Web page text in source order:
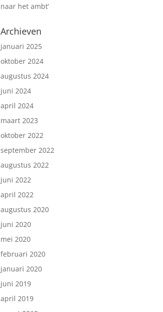
naar het ambt’
Archieven
januari 2025
oktober 2024
augustus 2024
juni 2024
april 2024
maart 2023
oktober 2022
september 2022
augustus 2022
juni 2022
april 2022
augustus 2020
juni 2020
mei 2020
februari 2020
januari 2020
juni 2019
april 2019